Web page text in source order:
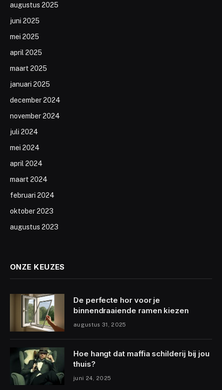
augustus 2025
juni 2025
mei 2025
april 2025
maart 2025
januari 2025
december 2024
november 2024
juli 2024
mei 2024
april 2024
maart 2024
februari 2024
oktober 2023
augustus 2023
ONZE KEUZES
De perfecte hor voor je
binnendraaiende ramen kiezen
augustus 31, 2025
Hoe hangt dat maffia schilderij bij jou
thuis?
juni 24, 2025